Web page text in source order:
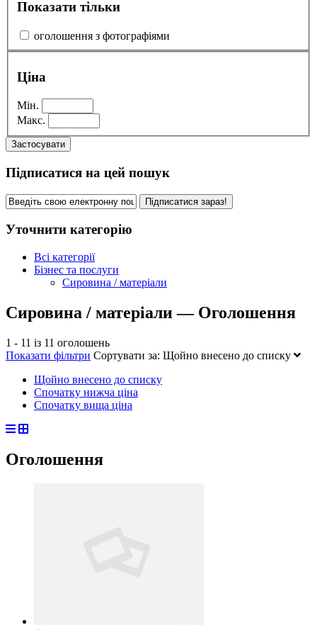
Показати тільки
оголошення з фотографіями
Ціна
Мін.
Макс.
Застосувати
Підписатися на цей пошук
Підписатися зараз!
Уточнити категорію
Всі категорії
Бізнес та послуги
Сировина / матеріали
Сировина / матеріали — Оголошення
1 - 11 із 11 оголошень
Показати фільтри Сортувати за: Щойно внесено до списку
Щойно внесено до списку
Спочатку нижча ціна
Спочатку вища ціна
Оголошення